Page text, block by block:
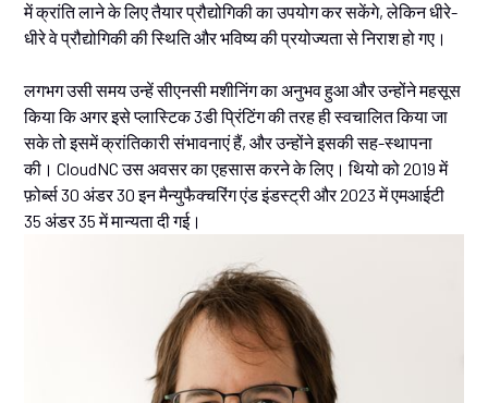
में क्रांति लाने के लिए तैयार प्रौद्योगिकी का उपयोग कर सकेंगे, लेकिन धीरे-
धीरे वे प्रौद्योगिकी की स्थिति और भविष्य की प्रयोज्यता से निराश हो गए।
लगभग उसी समय उन्हें सीएनसी मशीनिंग का अनुभव हुआ और उन्होंने महसूस
किया कि अगर इसे प्लास्टिक 3डी प्रिंटिंग की तरह ही स्वचालित किया जा
सके तो इसमें क्रांतिकारी संभावनाएं हैं, और उन्होंने इसकी सह-स्थापना
की। CloudNC उस अवसर का एहसास करने के लिए। थियो को 2019 में
फ़ोर्ब्स 30 अंडर 30 इन मैन्युफैक्चरिंग एंड इंडस्ट्री और 2023 में एमआईटी
35 अंडर 35 में मान्यता दी गई।